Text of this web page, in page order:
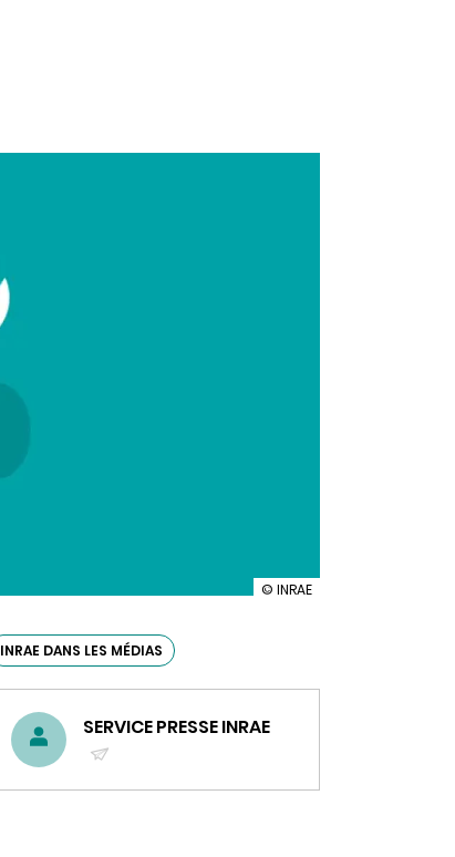
illustration
© INRAE
INRAE DANS LES MÉDIAS
SERVICE PRESSE INRAE